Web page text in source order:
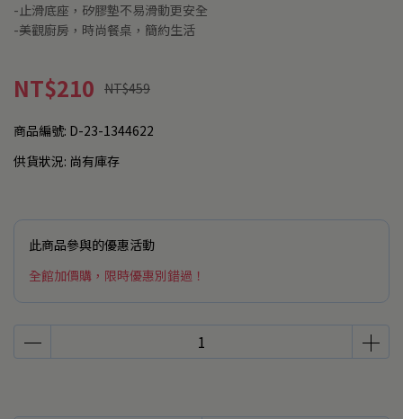
-止滑底座，矽膠墊不易滑動更安全
-美觀廚房，時尚餐桌，簡約生活
NT$210 NT$459
商品編號: D-23-1344622
供貨狀況: 尚有庫存
此商品參與的優惠活動
全館加價購，限時優惠別錯過！